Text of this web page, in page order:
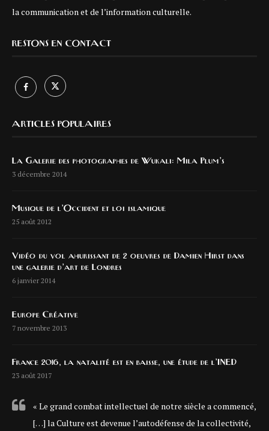
la communication et de l’information culturelle.
RESTONS EN CONTACT
ARTICLES POPULAIRES
La Galerie des photographes de Wukali: Mila Plum’s
3 décembre 2014
Musique de l’Occident et loi islamique
25 août 2012
Vidéo du vol ahurissant de 2 oeuvres de Damien Hirst dans
une galerie d’art de Londres
6 janvier 2014
Europe Créative
7 novembre 2013
France 2016, la natalité est en baisse, une étude de l’INED
23 août 2017
« Le grand combat intellectuel de notre siècle a commencé,
[…] la Culture est devenue l’autodéfense de la collectivité,